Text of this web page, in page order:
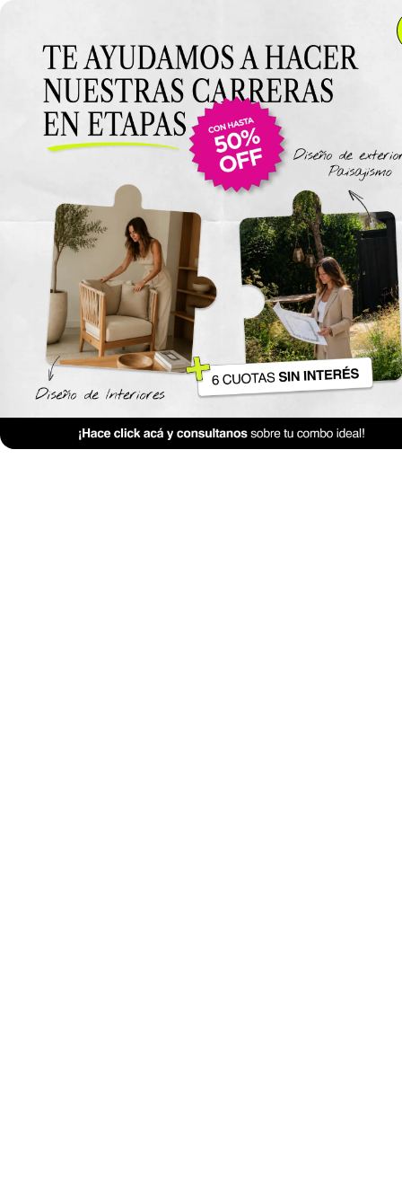
Anterior Clase
Clase 15